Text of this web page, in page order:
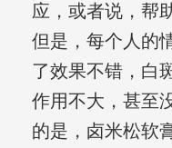
应，或者说，帮
但是，每个人的
了效果不错，白
作用不大，甚至
的是，卤米松软